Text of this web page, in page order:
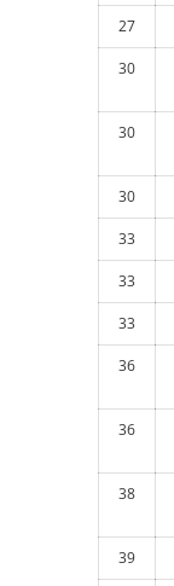
27
30
30
30
33
33
33
36
36
38
39